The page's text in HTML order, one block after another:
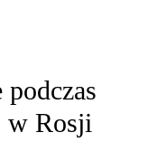
w Rosji